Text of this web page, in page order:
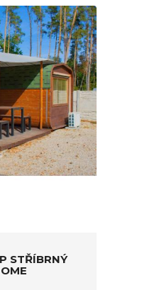
STŘÍBRNÝ